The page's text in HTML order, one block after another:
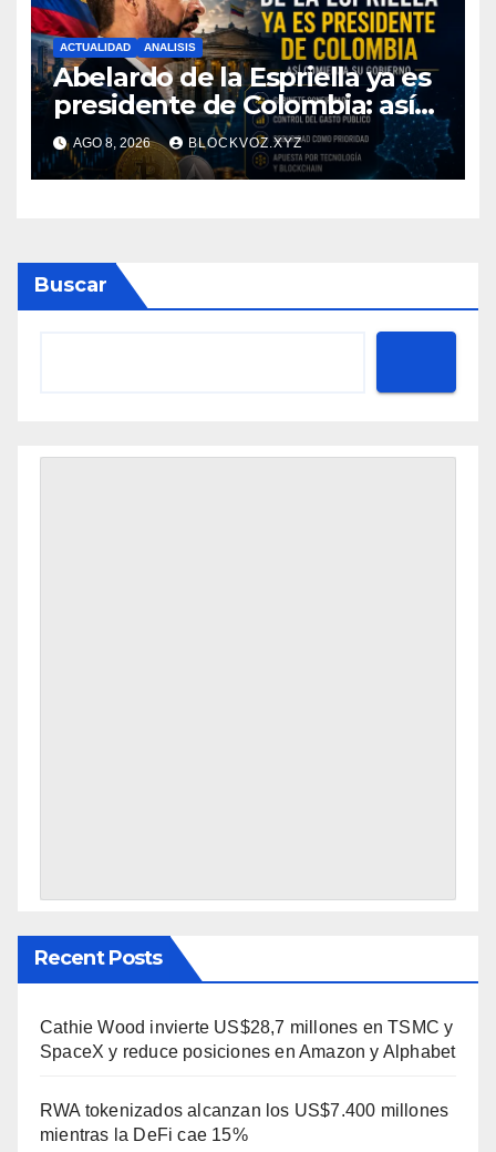
ACTUALIDAD ANALISIS
Abelardo de la Espriella ya es
presidente de Colombia: así
comienza su gobierno y qué
puede cambiar para la
economía y el sector cripto
AGO 8, 2026 BLOCKVOZ.XYZ
Buscar
Recent Posts
Cathie Wood invierte US$28,7 millones en TSMC y
SpaceX y reduce posiciones en Amazon y Alphabet
RWA tokenizados alcanzan los US$7.400 millones
mientras la DeFi cae 15%